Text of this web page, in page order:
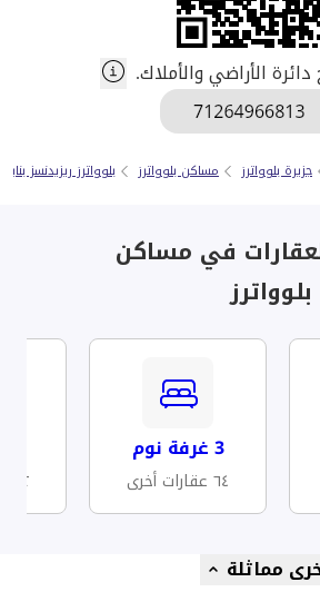
الأراضي والأملاك.
جزيرة بلوواترز مساكن بلوواترز بلوواترز ريزيدنسز بناية 2
في مساكن
3 غرفة نوم
٦٤ عقارات أخرى ٥٢ عقارات أخرى
مماثلة